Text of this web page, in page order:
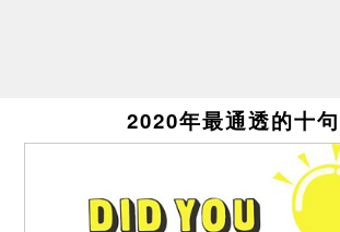
2020年最通透的十